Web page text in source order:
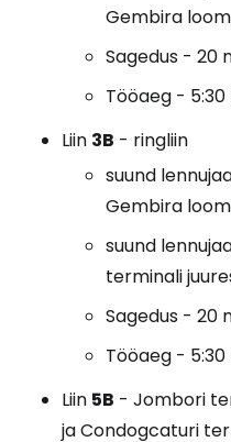
Gembira
Sagedus - 20
Tööaeg - 5:30
Liin 3B - ringliin
suund
Gembira
suund
terminali
Sagedus - 20
Tööaeg - 5:30
Liin 5B - Jombori
ja Condogcaturi